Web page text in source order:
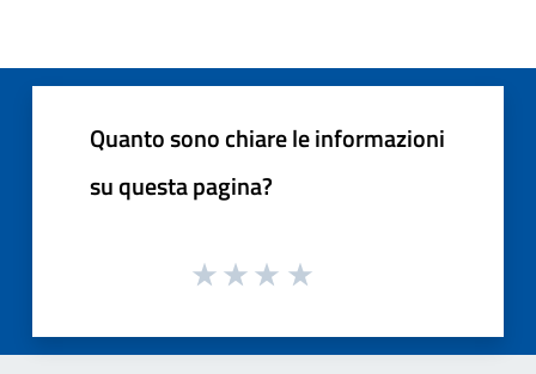
Quanto sono chiare le informazioni
su questa pagina?